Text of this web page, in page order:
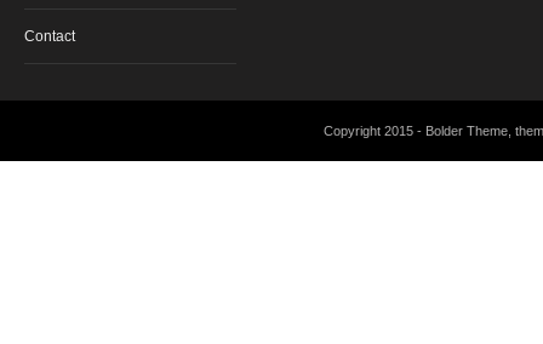
Contact
Copyright 2015 - Bolder Theme,